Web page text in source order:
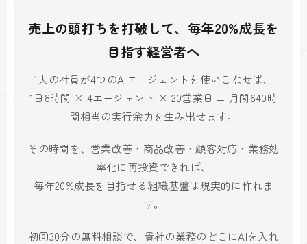
売上の頭打ちを打破して、毎年20%成長を
目指す経営者へ
1人の社員が4つのAIエージェントを使いこなせば、
1日8時間 × 4エージェント × 20営業日 = 月間640時
間相当の実行余力を生み出せます。
その時間を、営業改善・商品改善・顧客対応・業務効
率化に再投資できれば、
毎年20%成長を目指せる組織基盤は現実的に作れま
す。
初回30分の無料相談で、貴社の業務のどこにAIを入れ